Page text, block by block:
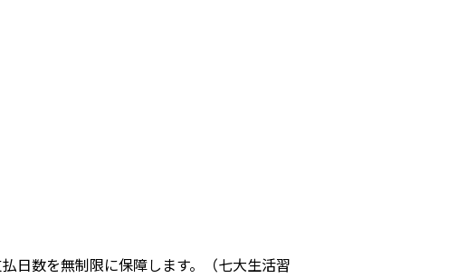
日数を無制限に保障します。（七大生活習